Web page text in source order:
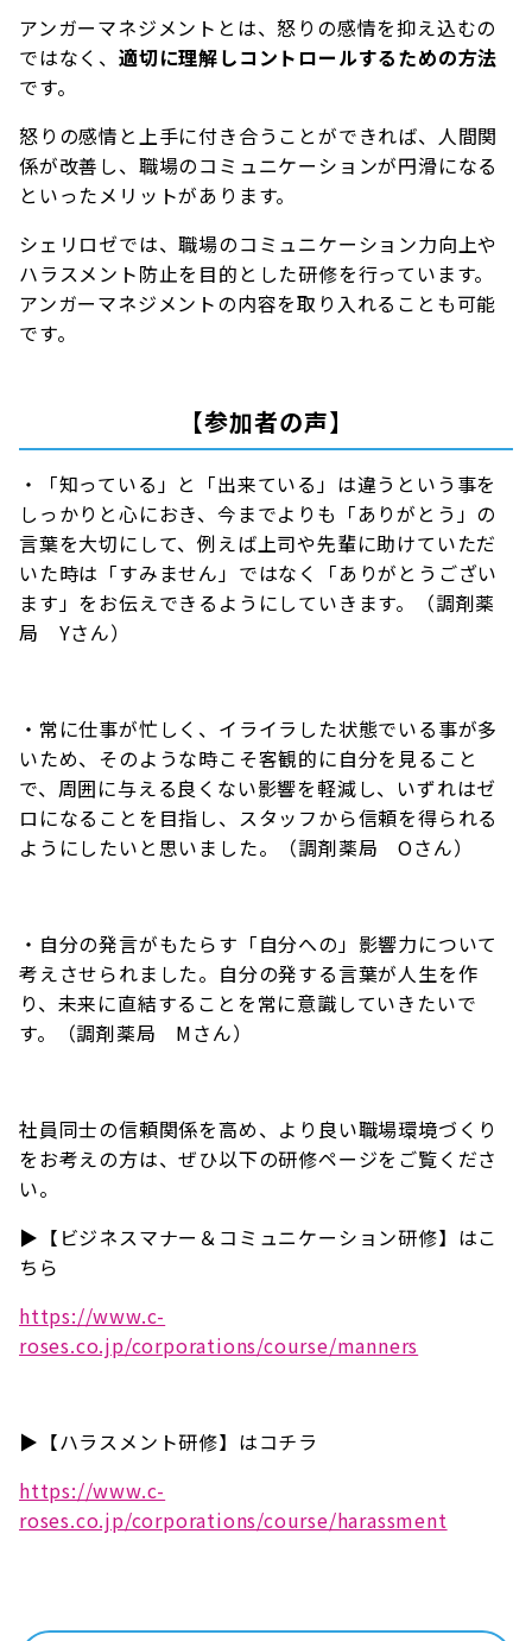
アンガーマネジメントとは、怒りの感情を抑え込むの
ではなく、 適切に理解しコントロールするための方法
です。
怒りの感情と上手に付き合うことができれば、人間関
係が改善し、職場のコミュニケーションが円滑になる
といったメリットがあります。
シェリロゼでは、職場のコミュニケーション力向上や
ハラスメント防止を目的とした研修を行っています。
アンガーマネジメントの内容を取り入れることも可能
です。
【参加者の声】
・「知っている」と「出来ている」は違うという事を
しっかりと心におき、今までよりも「ありがとう」の
言葉を大切にして、例えば上司や先輩に助けていただ
いた時は「すみません」ではなく「ありがとうござい
ます」をお伝えできるようにしていきます。（調剤薬
局 Yさん）
・常に仕事が忙しく、イライラした状態でいる事が多
いため、そのような時こそ客観的に自分を見ること
で、周囲に与える良くない影響を軽減し、いずれはゼ
ロになることを目指し、スタッフから信頼を得られる
ようにしたいと思いました。（調剤薬局 Oさん）
・自分の発言がもたらす「自分への」影響力について
考えさせられました。自分の発する言葉が人生を作
り、未来に直結することを常に意識していきたいで
す。（調剤薬局 Mさん）
社員同士の信頼関係を高め、より良い職場環境づくり
をお考えの方は、ぜひ以下の研修ページをご覧くださ
い。
▶【ビジネスマナー＆コミュニケーション研修】はこ
ちら
https://www.c-
roses.co.jp/corporations/course/manners
▶【ハラスメント研修】はコチラ
https://www.c-
roses.co.jp/corporations/course/harassment